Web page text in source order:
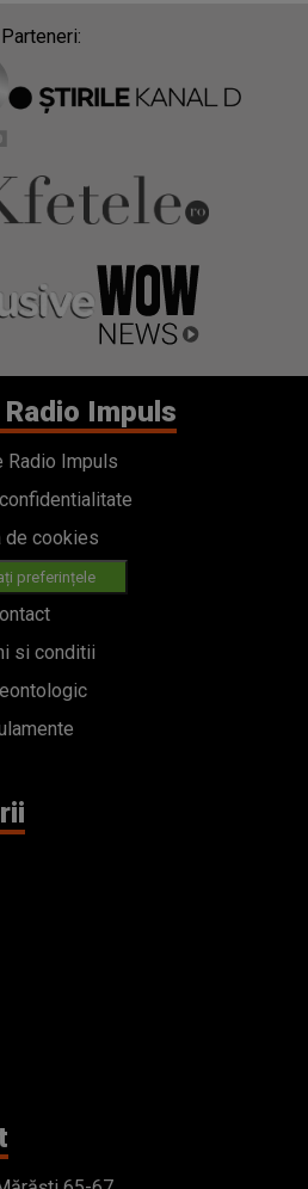
Parteneri:
Impuls
Radio Impuls
de cookies
preferințele
si conditii